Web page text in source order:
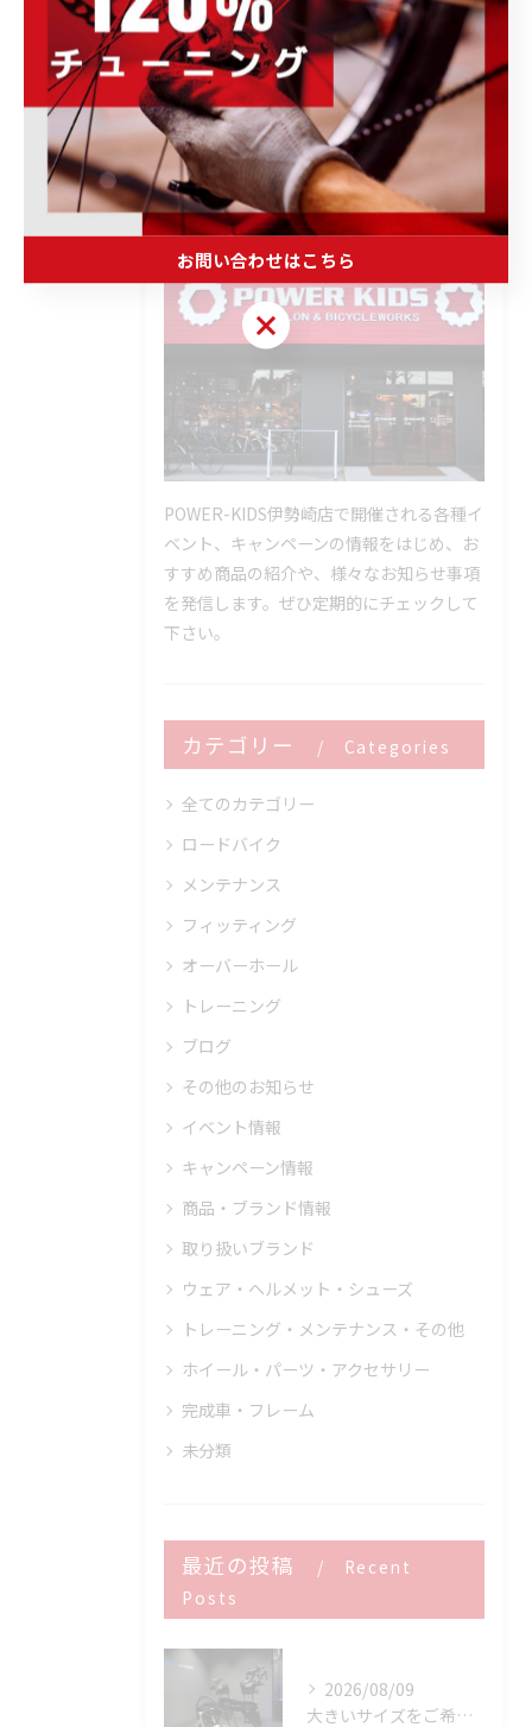
ブログ ホイール・パーツ・アクセサリー 商品・ブランド情報
< 前のページ 一覧に戻る 次のページ >
POWER-KIDS伊勢崎店で開催される各種イ
ベント、キャンペーンの情報をはじめ、お
すすめ商品の紹介や、様々なお知らせ事項
を発信します。ぜひ定期的にチェックして
下さい。
カテゴリー Categories
全てのカテゴリー
ロードバイク
メンテナンス
フィッティング
オーバーホール
トレーニング
ブログ
その他のお知らせ
イベント情報
キャンペーン情報
商品・ブランド情報
取り扱いブランド
ウェア・ヘルメット・シューズ
トレーニング・メンテナンス・その他
ホイール・パーツ・アクセサリー
完成車・フレーム
未分類
最近の投稿
Recent
Posts
2026/08/09
大きいサイズをご希望のお客様へ
お問い合わせはこちら
お問い合わせはこちら